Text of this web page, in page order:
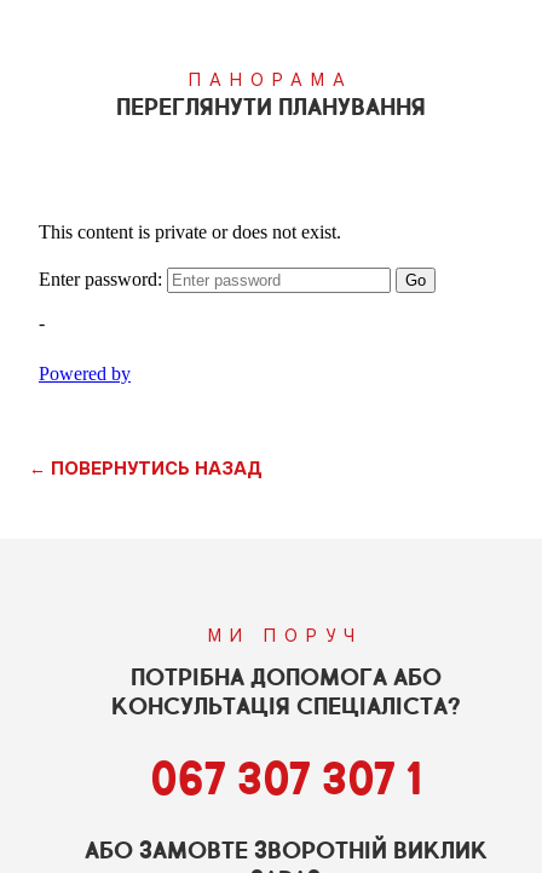
ПАНОРАМА
ПЕРЕГЛЯНУТИ ПЛАНУВАННЯ
← ПОВЕРНУТИСЬ НАЗАД
МИ ПОРУЧ
ПОТРІБНА ДОПОМОГА АБО
КОНСУЛЬТАЦІЯ СПЕЦІАЛІСТА?
067 307 307 1
АБО ЗАМОВТЕ ЗВОРОТНІЙ ВИКЛИК